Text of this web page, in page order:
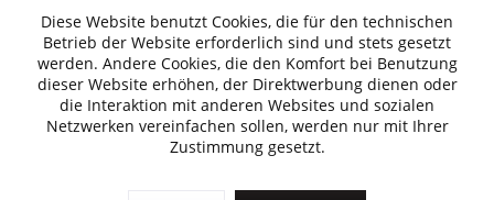
Diese Website benutzt Cookies, die für den technischen
Betrieb der Website erforderlich sind und stets gesetzt
werden. Andere Cookies, die den Komfort bei Benutzung
dieser Website erhöhen, der Direktwerbung dienen oder
die Interaktion mit anderen Websites und sozialen
Netzwerken vereinfachen sollen, werden nur mit Ihrer
Zustimmung gesetzt.